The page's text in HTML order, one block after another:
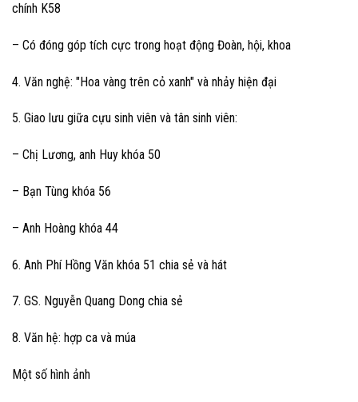
chính K58
– Có đóng góp tích cực trong hoạt động Đoàn, hội, khoa
4. Văn nghệ: "Hoa vàng trên cỏ xanh" và nhảy hiện đại
5. Giao lưu giữa cựu sinh viên và tân sinh viên:
– Chị Lương, anh Huy khóa 50
– Bạn Tùng khóa 56
– Anh Hoàng khóa 44
6. Anh Phí Hồng Văn khóa 51 chia sẻ và hát
7. GS. Nguyễn Quang Dong chia sẻ
8. Văn hệ: hợp ca và múa
Một số hình ảnh